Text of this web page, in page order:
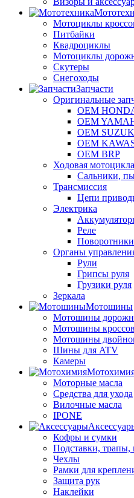
Мотоциклы
Питбайки
Квадроциклы
Мотоциклы
Скутеры
Снегоходы
Запчасти
Оригинальные
OEM
OEM
OEM
OEM
OEM BRP
Ходовая мотоцикла
Сальники,
Трансмиссия
Цепи
Электрика
Реле
Поворотники
Органы
Рули
Грипсы руля
Грузики руля
Зеркала
Мотошины
Мотошины
Мотошины
Мотошины
Шины для ATV
Камеры
Моторные масла
Средства для ухода
Вилочные масла
IPONE
Кофры и сумки
Подставки, трапы,
Чехлы
Рамки для
Защита рук
Наклейки